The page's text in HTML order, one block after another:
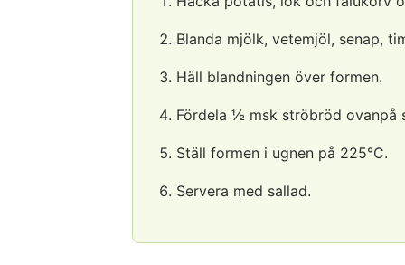
Blanda mjölk, vetemjöl, senap,
Häll blandningen över formen.
Fördela ½ msk ströbröd ovanpå
Ställ formen i ugnen på 225°C.
Servera med sallad.